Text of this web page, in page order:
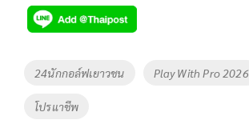
e
b
o
o
k
tt
er
p
y
Li
Tags
24นักกอล์ฟเยาวชน Play With Pro 2026
โปรแาชีพ